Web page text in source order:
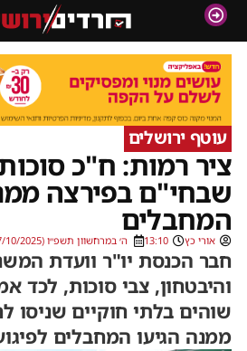
עוטף ירושלים
ציר רמות: ח"כ
שבחי"ם בפירצה
המחבלים
אורי כץ 13:10 ה׳ במרחשוון תשפ״ו (27/10/2025)
חבר הכנסת יו"ר וועדת
והיבטחון, צבי סוכות, לכד
שוהים בלתי חוקיים שניסו
ממנה הגיעו המחבלים